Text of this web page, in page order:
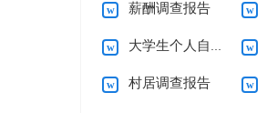
薪酬调查报告
大学生个人自我介绍
村居调查报告